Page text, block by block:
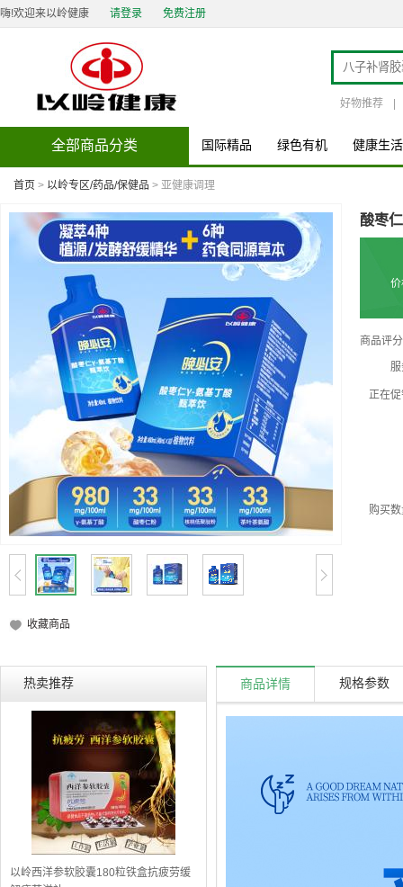
嗨!欢迎来以岭健康 请登录 免费注册
好物推荐
全部商品分类 国际精品 绿色有机 健康生活
首页 > 以岭专区/药品/保健品 > 亚健康调理
收藏商品
酸枣
商品评
正在
购买
热卖推荐
以岭西洋参软胶囊180粒铁盒抗疲劳缓
商品详情 规格参数